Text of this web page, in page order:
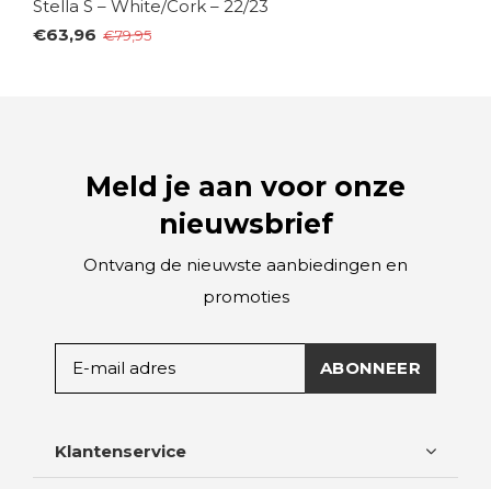
Stella S – White/Cork – 22/23
€63,96 €79,95
Meld je aan voor onze
nieuwsbrief
Ontvang de nieuwste aanbiedingen en
promoties
ABONNEER
Klantenservice